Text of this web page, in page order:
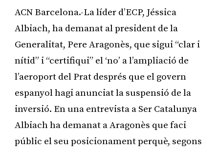
ACN Barcelona.-La líder d’ECP, Jéssica
Albiach, ha demanat al president de la
Generalitat, Pere Aragonès, que sigui “clar i
nítid” i “certifiqui” el ‘no’ a l’ampliació de
l’aeroport del Prat després que el govern
espanyol hagi anunciat la suspensió de la
inversió. En una entrevista a Ser Catalunya
Albiach ha demanat a Aragonès que faci
públic el seu posicionament perquè, segons